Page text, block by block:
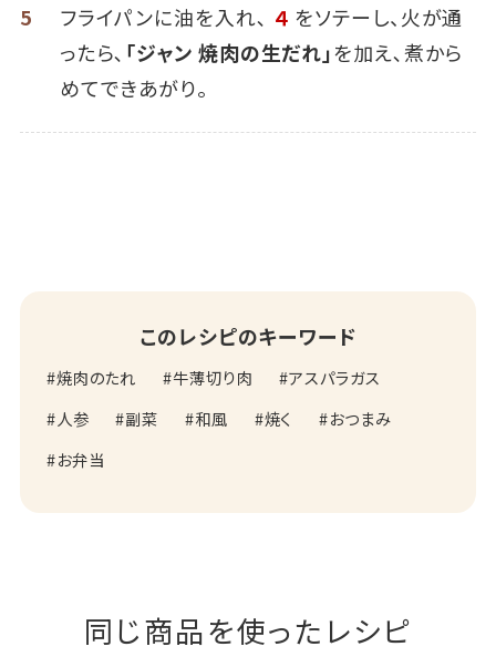
5 フライパンに油を入れ､ ４ をソテーし、火が通
ったら､ 「ジャン 焼肉の生だれ」を加え､煮から
めてできあがり｡
このレシピのキーワード
焼肉のたれ 牛薄切り肉
アスパラガス
人参
副菜 和風 焼く
おつまみ
お弁当
同じ商品を使ったレシピ